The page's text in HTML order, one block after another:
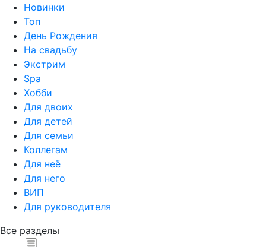
Новинки
Топ
День Рождения
На свадьбу
Экстрим
Spa
Хобби
Для двоих
Для детей
Для семьи
Коллегам
Для неё
Для него
ВИП
Для руководителя
Все разделы